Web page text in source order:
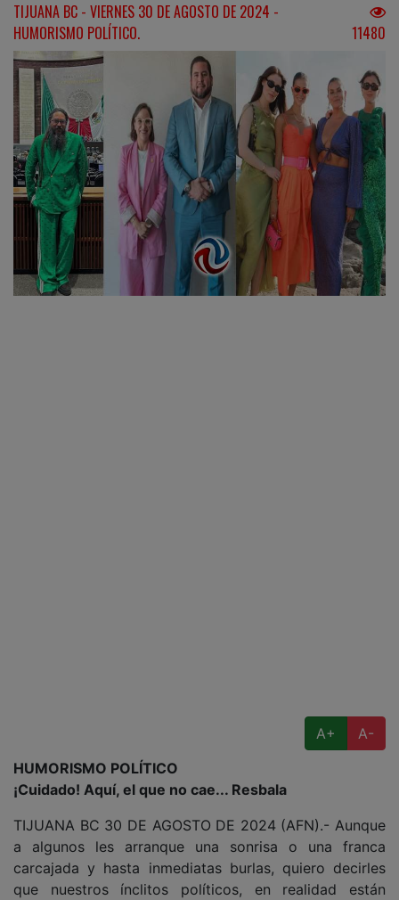
TIJUANA BC - VIERNES 30 DE AGOSTO DE 2024 -
HUMORISMO POLÍTICO.
11480
A+
A-
HUMORISMO POLÍTICO
¡Cuidado! Aquí, el que no cae... Resbala
TIJUANA BC 30 DE AGOSTO DE 2024 (AFN).- Aunque
a algunos les arranque una sonrisa o una franca
carcajada y hasta inmediatas burlas, quiero decirles
que nuestros ínclitos políticos, en realidad están